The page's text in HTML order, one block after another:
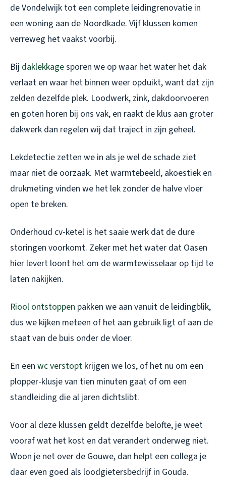
de Vondelwijk tot een complete leidingrenovatie in
een woning aan de Noordkade. Vijf klussen komen
verreweg het vaakst voorbij.
Bij daklekkagesporen we op waar het water het dak
verlaat en waar het binnen weer opduikt, want dat zijn
zelden dezelfde plek. Loodwerk, zink, dakdoorvoeren
en goten horen bij ons vak, en raakt de klus aan groter
dakwerk dan regelen wij dat traject in zijn geheel.
Lekdetectie zetten we in als je wel de schade ziet
maar niet de oorzaak. Met warmtebeeld, akoestiek en
drukmeting vinden we het lek zonder de halve vloer
open te breken.
Onderhoud cv-ketel is het saaie werk dat de dure
storingen voorkomt. Zeker met het water dat Oasen
hier levert loont het om de warmtewisselaar op tijd te
laten nakijken.
Riool ontstoppen pakken we aan vanuit de leidingblik,
dus we kijken meteen of het aan gebruik ligt of aan de
staat van de buis onder de vloer.
En een wc verstopt krijgen we los, of het nu om een
plopper-klusje van tien minuten gaat of om een
standleiding die al jaren dichtslibt.
Voor al deze klussen geldt dezelfde belofte, je weet
vooraf wat het kost en dat verandert onderweg niet.
Woon je net over de Gouwe, dan helpt een collega je
daar even goed als loodgietersbedrijf in Gouda.